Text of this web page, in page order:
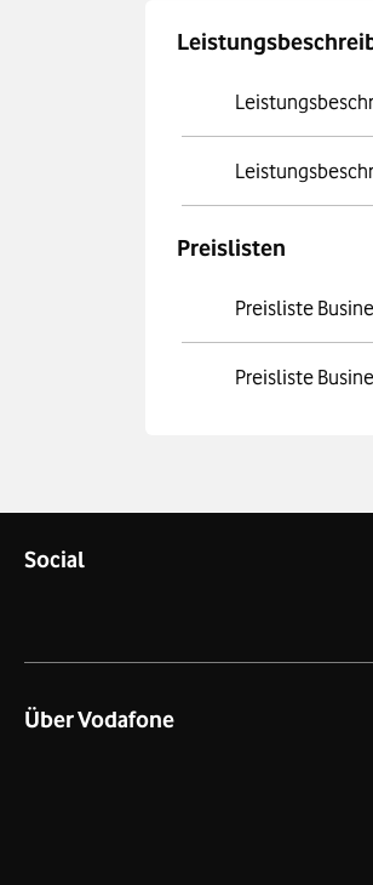
Preislisten
Preisliste
Preisliste
Social
Über Vodafone